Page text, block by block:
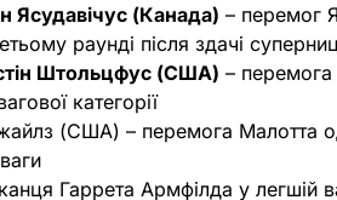
Ясудавічус (Канада) – перемог
раунді після здачі
Штольцфус (США) –
категорії
(США) – перемога Малотта
Гаррета Армфілда у легшій